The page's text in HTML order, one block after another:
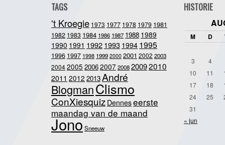
TAGS
't Kroegie 1973 1977 1978 1979 1981
1982 1983 1984 1986 1987 1988 1989
1990 1991 19921993 1994 1995
1996 1997 1998 1999 2000 2001 2002 2003
20042005 20062007200820092010
2011 2012 2013André
BlogmanClismo
ConXiesquiz Denneseerste
maandag van de maand
JonoSneeuw
HISTORIE
M D
3
4
10
11
17
18
24
25
31
« jun